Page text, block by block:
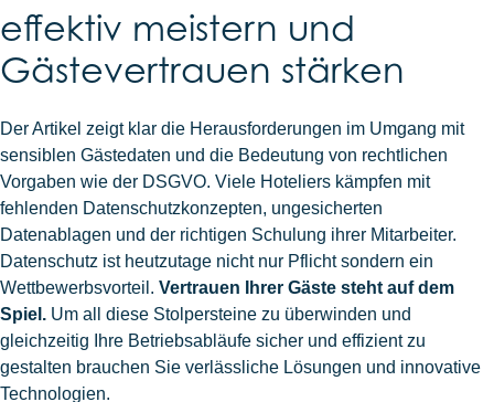
effektiv meistern und
Gästevertrauen stärken
Der Artikel zeigt klar die Herausforderungen im Umgang mit
sensiblen Gästedaten und die Bedeutung von rechtlichen
Vorgaben wie der DSGVO. Viele Hoteliers kämpfen mit
fehlenden Datenschutzkonzepten, ungesicherten
Datenablagen und der richtigen Schulung ihrer Mitarbeiter.
Datenschutz ist heutzutage nicht nur Pflicht sondern ein
Wettbewerbsvorteil. Vertrauen Ihrer Gäste steht auf dem
Spiel. Um all diese Stolpersteine zu überwinden und
gleichzeitig Ihre Betriebsabläufe sicher und effizient zu
gestalten brauchen Sie verlässliche Lösungen und innovative
Technologien.